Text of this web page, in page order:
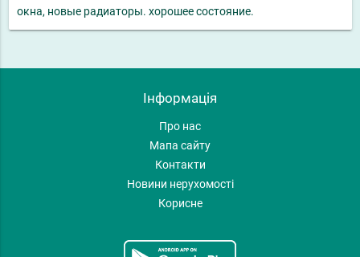
окна, новые радиаторы. хорошее состояние.
Інформація
Про нас
Мапа сайту
Контакти
Новини нерухомості
Корисне